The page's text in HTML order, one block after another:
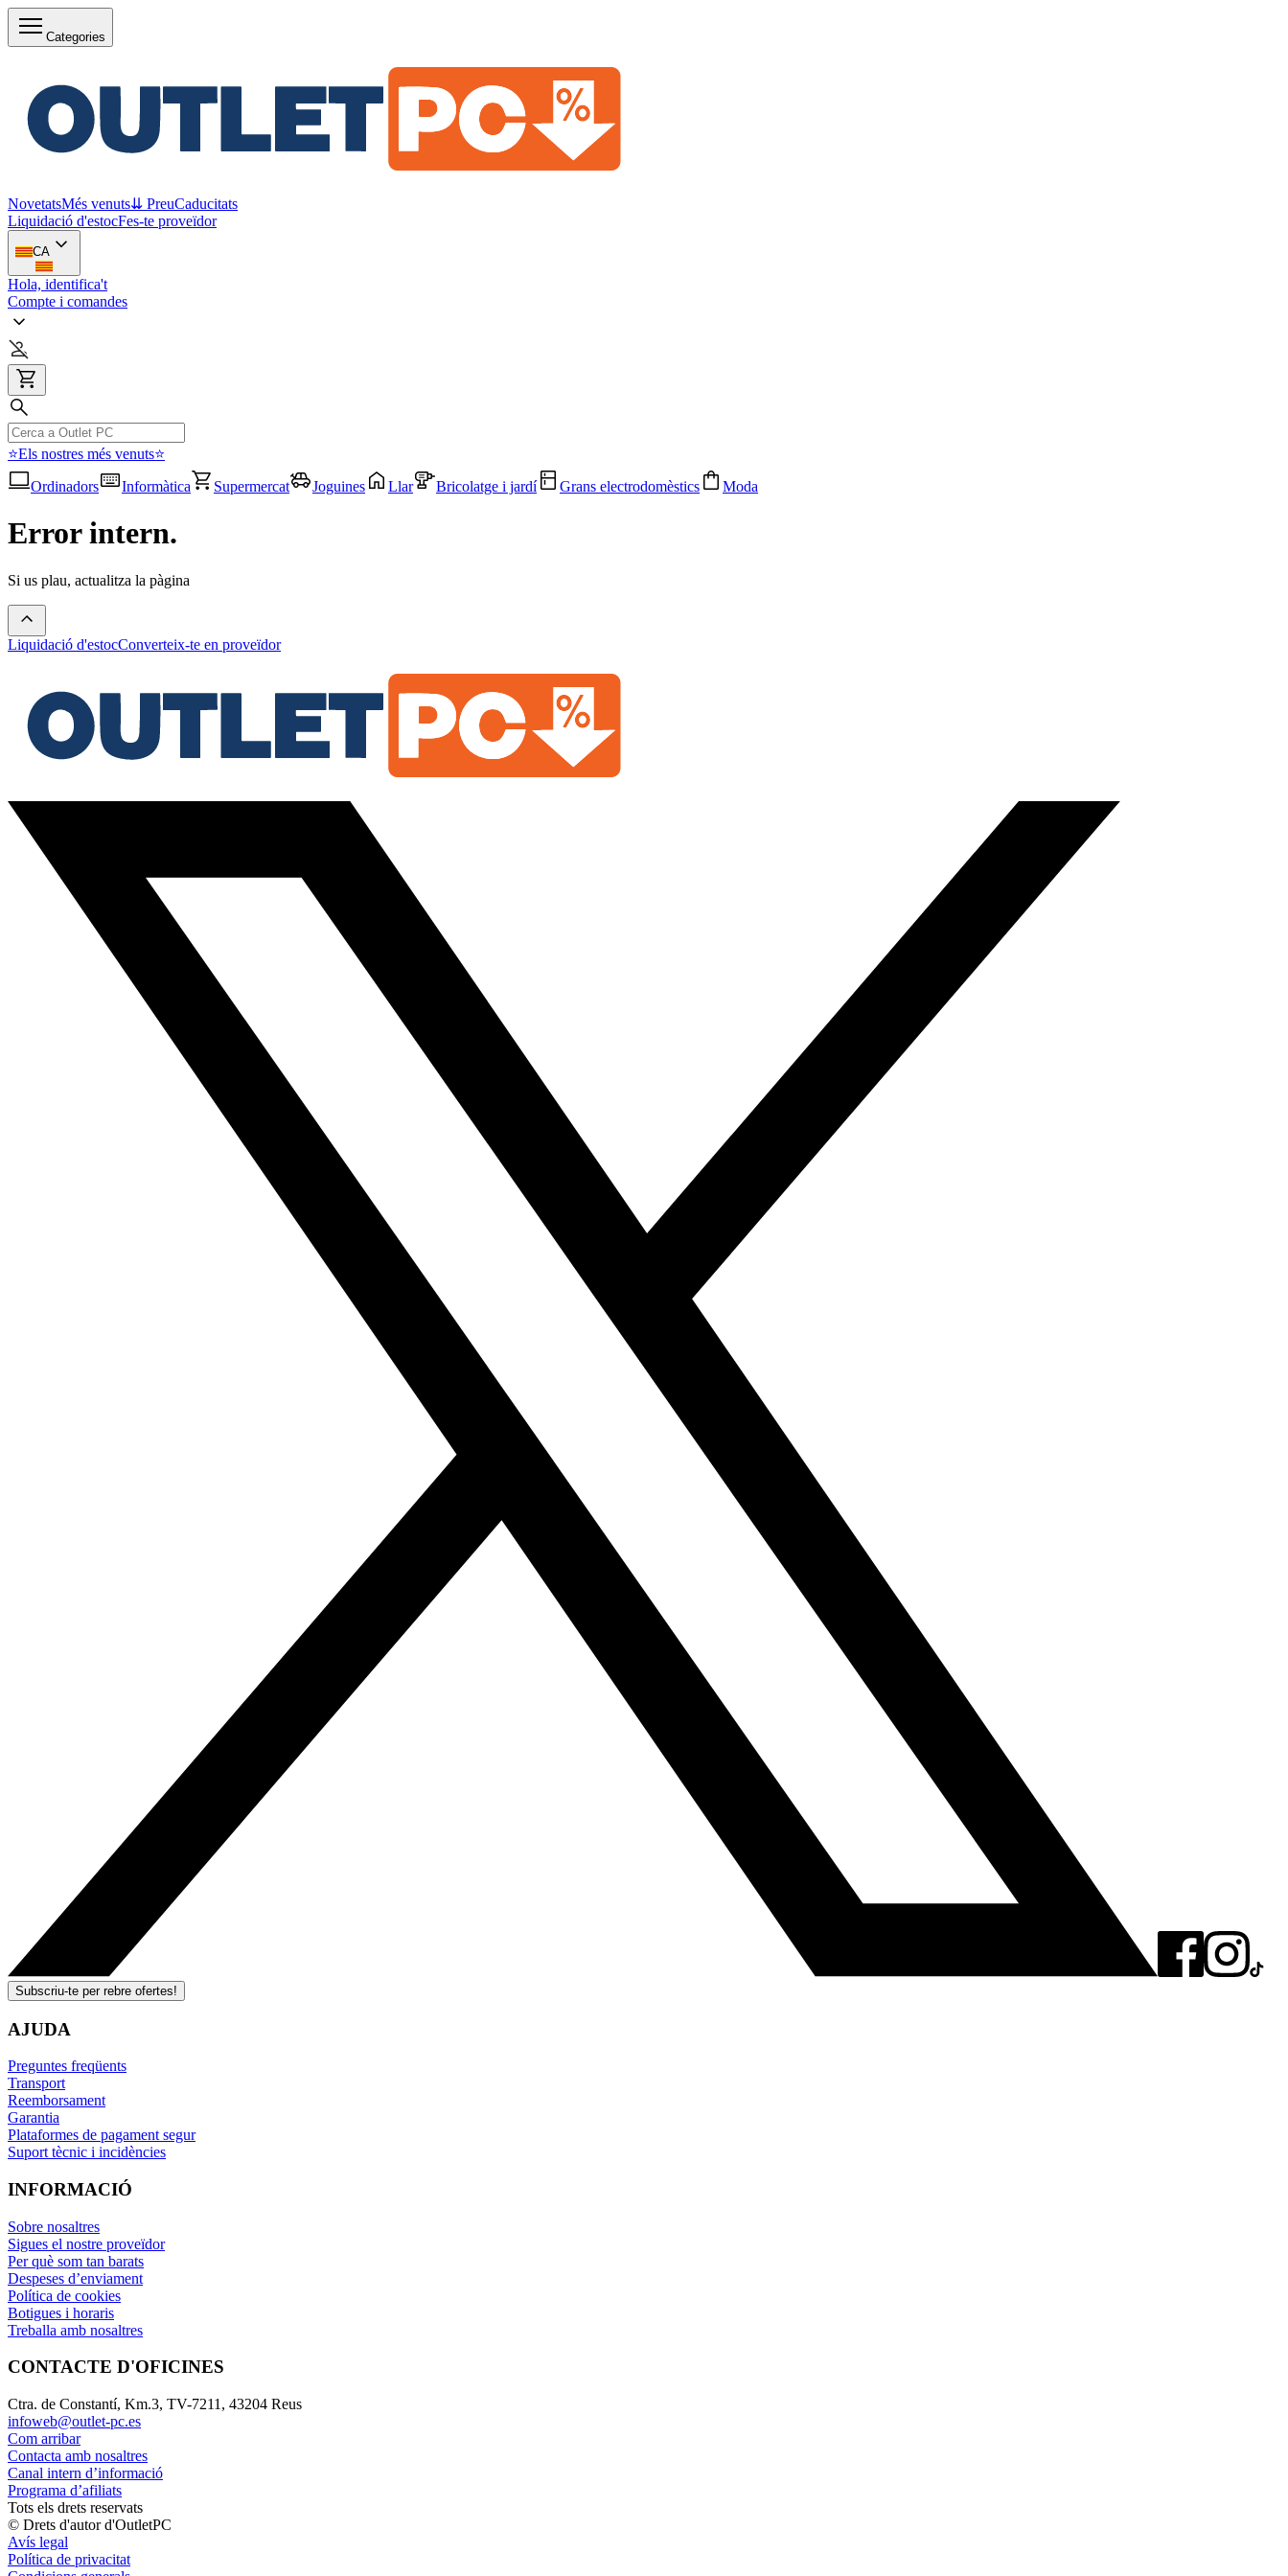
Categories
NovetatsMés venuts⇊ PreuCaducitats
Liquidació d'estocFes-te proveïdor
CA
Hola, identifica't
Compte i comandes
⭐Els nostres més venuts⭐
Ordinadors
Informàtica Supermercat Joguines Llar Bricolatge i jardí Grans electrodomèstics Moda
Error intern.
Si us plau, actualitza la pàgina
Liquidació d'estocConverteix-te en proveïdor
Subscriu-te per rebre ofertes!
AJUDA
Preguntes freqüents
Transport
Reemborsament
Garantia
Plataformes de pagament segur
Suport tècnic i incidències
INFORMACIÓ
Sobre nosaltres
Sigues el nostre proveïdor
Per què som tan barats
Despeses d’enviament
Política de cookies
Botigues i horaris
Treballa amb nosaltres
CONTACTE D'OFICINES
Ctra. de Constantí, Km.3, TV-7211, 43204 Reus
infoweb@outlet-pc.es
Com arribar
Contacta amb nosaltres
Canal intern d’informació
Programa d’afiliats
Tots els drets reservats
© Drets d'autor d'OutletPC
Avís legal
Política de privacitat